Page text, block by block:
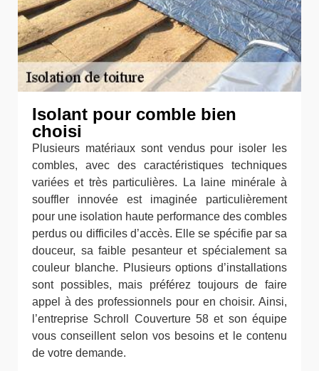
Isolant pour comble bien
choisi
Plusieurs matériaux sont vendus pour isoler les
combles, avec des caractéristiques techniques
variées et très particulières. La laine minérale à
souffler innovée est imaginée particulièrement
pour une isolation haute performance des combles
perdus ou difficiles d’accès. Elle se spécifie par sa
douceur, sa faible pesanteur et spécialement sa
couleur blanche. Plusieurs options d’installations
sont possibles, mais préférez toujours de faire
appel à des professionnels pour en choisir. Ainsi,
l’entreprise Schroll Couverture 58 et son équipe
vous conseillent selon vos besoins et le contenu
de votre demande.